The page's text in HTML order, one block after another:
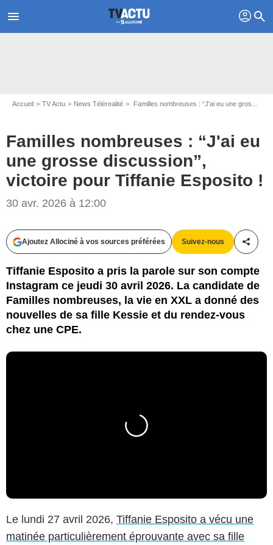
menu profil search
Accueil TV Actu News Télérealité Familles nombreuses : “J'ai eu une grosse discussion”, victoire pour Tiffanie Esposito !
Familles nombreuses : “J'ai eu
une grosse discussion”,
victoire pour Tiffanie Esposito !
30 avr. 2026 à 12:00
Ajoutez Allociné à vos sources préférées Suivez-nous
Tiffanie Esposito a pris la parole sur son compte
Instagram ce jeudi 30 avril 2026. La candidate de
Familles nombreuses, la vie en XXL a donné des
nouvelles de sa fille Kessie et du rendez-vous
chez une CPE.
Le lundi 27 avril 2026, Tiffanie Esposito a vécu une
matinée particulièrement éprouvante avec sa fille